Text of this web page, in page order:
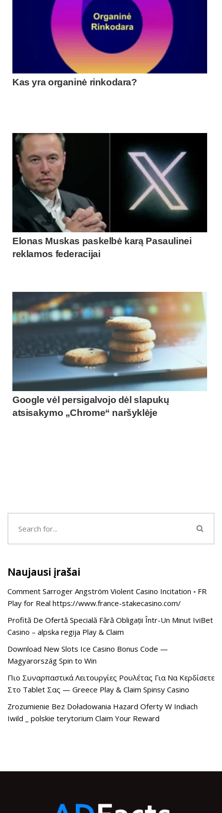
Kas yra organinė rinkodara?
Elonas Muskas paskelbė karą Pasaulinei
reklamos federacijai
Google vėl persigalvojo dėl slapukų
atsisakymo „Chrome“ naršyklėje
Naujausi įrašai
Comment Sarroger Angström Violent Casino Incitation ◦ FR
Play for Real https://www.france-stakecasino.com/
Profită De Ofertă Specială Fără Obligații Într-Un Minut IviBet
Casino – alpska regija Play & Claim
Download New Slots Ice Casino Bonus Code —
Magyarország Spin to Win
Πιο Συναρπαστικά Λειτουργίες Ρουλέτας Για Να Κερδίσετε
Στο Tablet Σας — Greece Play & Claim Spinsy Casino
Zrozumienie Bez Doładowania Hazard Oferty W Indiach
Iwild _ polskie terytorium Claim Your Reward